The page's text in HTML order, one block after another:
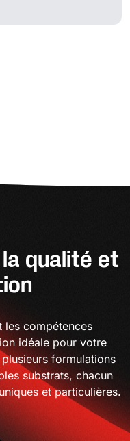
qualité et
les compétences
idéale pour votre
formulations
substrats, chacun
et particulières.